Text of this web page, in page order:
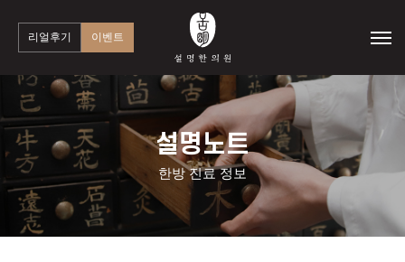
리얼후기 이벤트
설명노트
한방 진료 정보